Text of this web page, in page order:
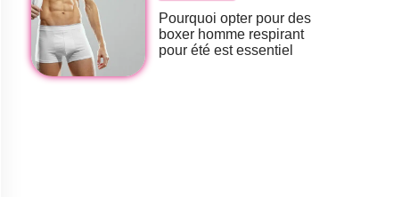
Pourquoi opter pour des
boxer homme respirant
pour été est essentiel